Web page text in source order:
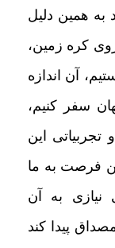
به همین دلیل
کره زمین،
آن اندازه
سفر کنیم،
تجربیاتی این
فرصت به ما
به آن
مصداق پیدا کند